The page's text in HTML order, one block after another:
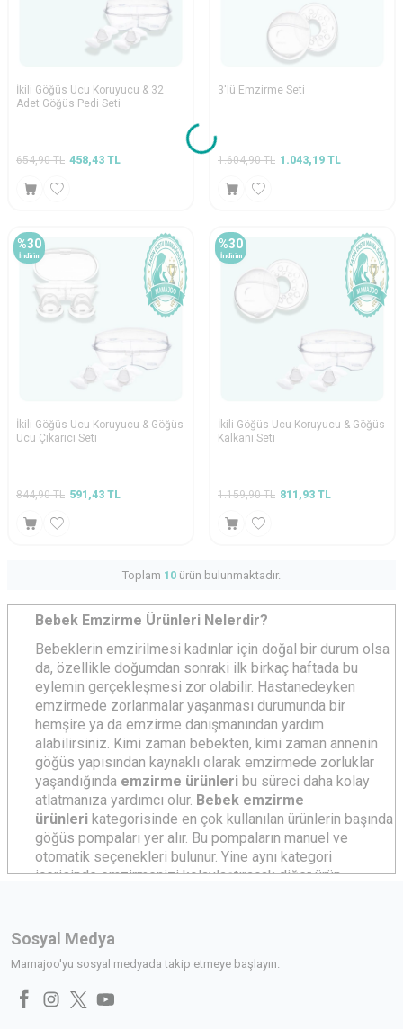
İkili Göğüs Ucu Koruyucu & 32
Adet Göğüs Pedi Seti
654,90TL 458,43 TL
3'lü Emzirme Seti
1.604,90TL 1.043,19 TL
%30
İndirim
İkili Göğüs Ucu Koruyucu & Göğüs
Ucu Çıkarıcı Seti
844,90TL 591,43 TL
%30
İndirim
İkili Göğüs Ucu Koruyucu & Göğüs
Kalkanı Seti
1.159,90TL 811,93 TL
Toplam 10 ürün bulunmaktadır.
Bebek Emzirme Ürünleri Nelerdir?
Bebeklerin emzirilmesi kadınlar için doğal bir durum olsa
da, özellikle doğumdan sonraki ilk birkaç haftada bu
eylemin gerçekleşmesi zor olabilir. Hastanedeyken
emzirmede zorlanmalar yaşanması durumunda bir
hemşire ya da emzirme danışmanından yardım
alabilirsiniz. Kimi zaman bebekten, kimi zaman annenin
göğüs yapısından kaynaklı olarak emzirmede zorluklar
yaşandığında emzirme ürünleri bu süreci daha kolay
atlatmanıza yardımcı olur. Bebek emzirme
ürünleri kategorisinde en çok kullanılan ürünlerin başında
göğüs pompaları yer alır. Bu pompaların manuel ve
otomatik seçenekleri bulunur. Yine aynı kategori
içerisinde emzirmenizi kolaylaştıracak diğer ürün
Emzirme Ürünleri Nasıl Olmalı?
Yeni doğan bebekler, içgüdüsel olarak memeyi nasıl
Ancak her ne kadar bu içgüdüsel bir duygu olsa da,
Sosyal Medya
Mamajoo'yu sosyal medyada takip etmeye başlayın.